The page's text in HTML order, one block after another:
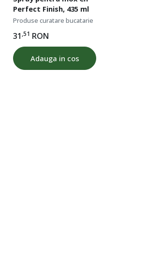
Perfect Finish, 435 ml
Produse curatare bucatarie
31,51 RON
Adauga in cos